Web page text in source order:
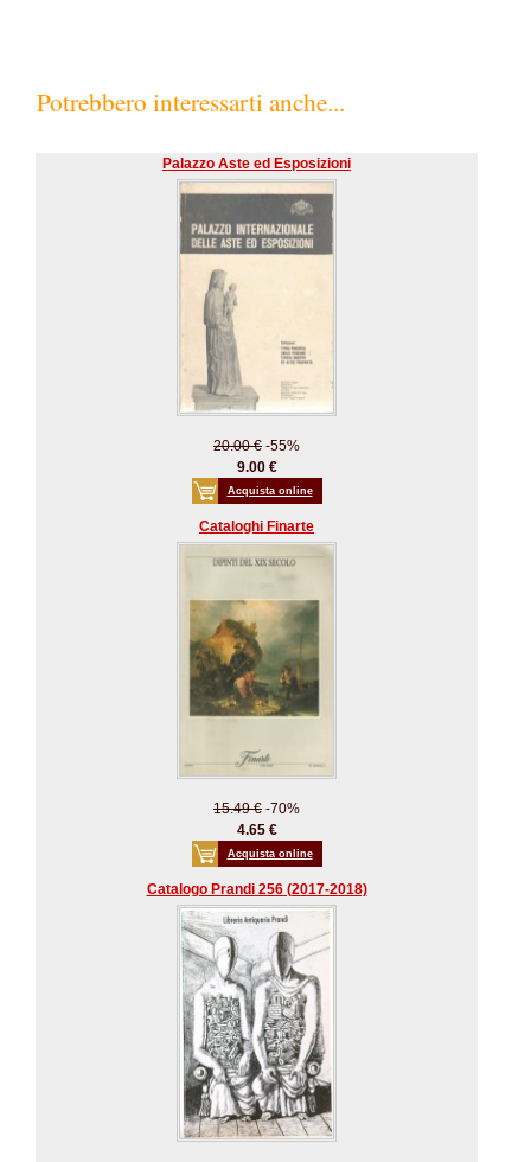
Potrebbero interessarti anche...
Palazzo Aste ed Esposizioni
20.00 € -55%
9.00 €
Acquista online
Cataloghi Finarte
15.49 € -70%
4.65 €
Acquista online
Catalogo Prandi 256 (2017-2018)